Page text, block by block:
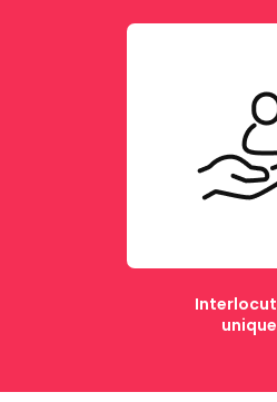
unique